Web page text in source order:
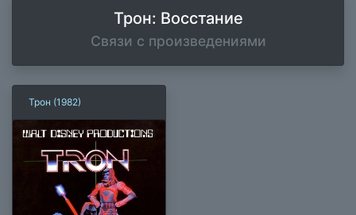
Трон: Восстание
Связи с произведениями
Трон (1982)